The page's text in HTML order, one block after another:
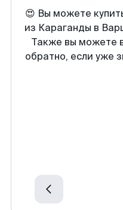
😍 Вы можете
из Караганды в
Также вы можете
обратно, если уже